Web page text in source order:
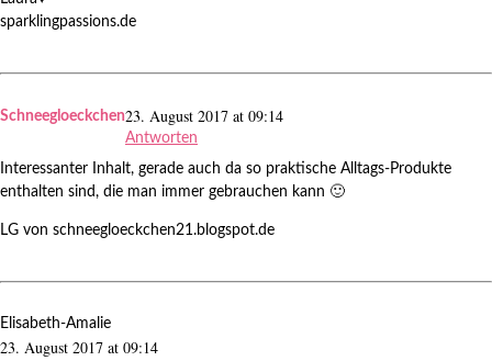
sparklingpassions.de
Schneegloeckchen23. August 2017 at 09:14
Antworten
Interessanter Inhalt, gerade auch da so praktische Alltags-Produkte
enthalten sind, die man immer gebrauchen kann 🙂
LG von schneegloeckchen21.blogspot.de
Elisabeth-Amalie
23. August 2017 at 09:14